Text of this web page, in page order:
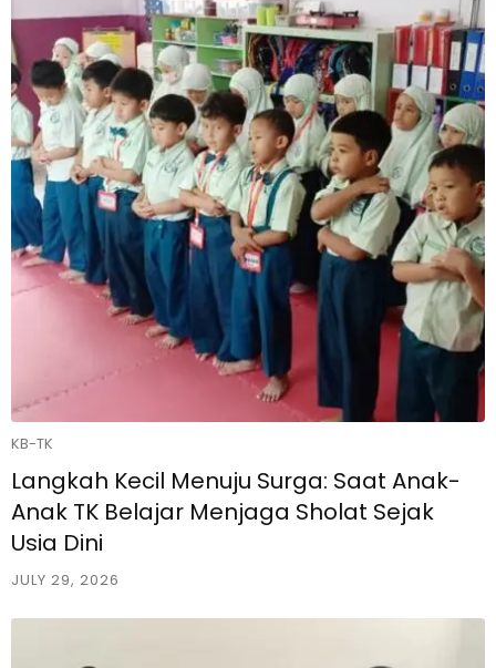
KB-TK
Langkah Kecil Menuju Surga: Saat Anak-
Anak TK Belajar Menjaga Sholat Sejak
Usia Dini
JULY 29, 2026